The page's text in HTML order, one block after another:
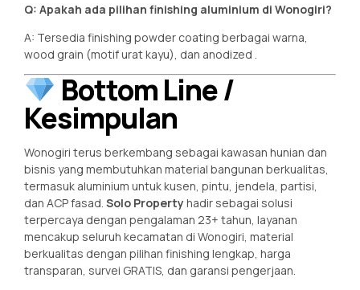
Q: Apakah ada pilihan finishing aluminium di Wonogiri?
A: Tersedia finishing powder coating berbagai warna,
wood grain (motif urat kayu), dan anodized .
Bottom Line /
Kesimpulan
Wonogiri terus berkembang sebagai kawasan hunian dan
bisnis yang membutuhkan material bangunan berkualitas,
termasuk aluminium untuk kusen, pintu, jendela, partisi,
dan ACP fasad. Solo Propertyhadir sebagai solusi
terpercaya dengan pengalaman 23+ tahun, layanan
mencakup seluruh kecamatan di Wonogiri, material
berkualitas dengan pilihan finishing lengkap, harga
transparan, survei GRATIS, dan garansi pengerjaan.